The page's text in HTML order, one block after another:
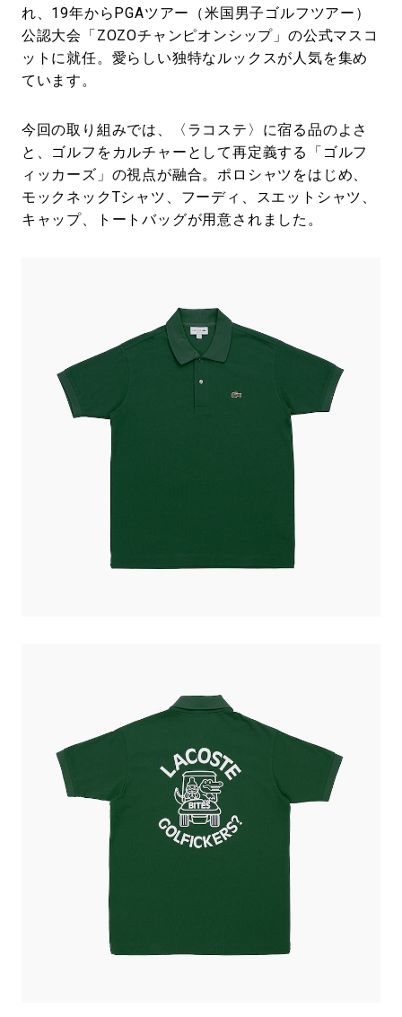
れ、19年からPGAツアー（米国男子ゴルフツアー）
公認大会「ZOZOチャンピオンシップ」の公式マスコ
ットに就任。愛らしい独特なルックスが人気を集め
ています。
今回の取り組みでは、〈ラコステ〉に宿る品のよさ
と、ゴルフをカルチャーとして再定義する「ゴルフ
ィッカーズ」の視点が融合。ポロシャツをはじめ、
モックネックTシャツ、フーディ、スエットシャツ、
キャップ、トートバッグが用意されました。